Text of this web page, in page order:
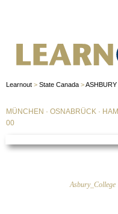
Learnout > State Canada >
MÜNCHEN · OSNABRÜCK ·
00
Asbury_College